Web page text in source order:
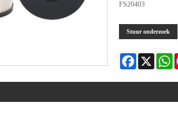
FS20403
Stuur onderzoek
Facebook
X